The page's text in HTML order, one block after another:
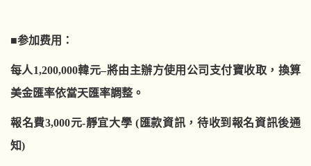
■参加费用：
每人1,200,000韓元–將由主辦方使用公司支付寶收取 ， 換算
美金匯率依當天匯率調整 。
報名費3,000元-靜宜大學 ( 匯款資訊 ， 待收到報名資訊後通
知)